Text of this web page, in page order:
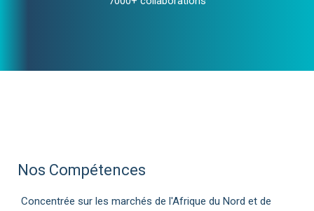
Nos Compétences
Concentrée sur les marchés de l'Afrique du Nord et de